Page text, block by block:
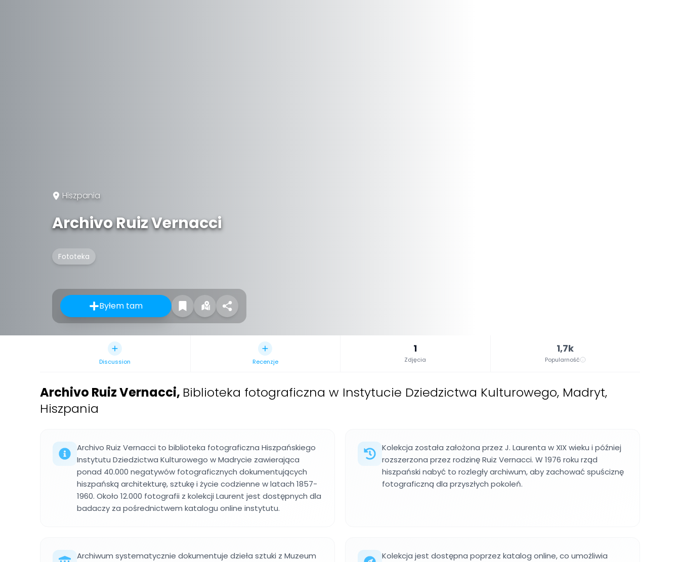
Hiszpania
Archivo Ruiz Vernacci
Fototeka
Byłem tam
Discussion Recenzje
1
Zdjęcia
1,7k
Popularność
Archivo Ruiz Vernacci, Biblioteka fotograficzna w Instytucie Dziedzictwa Kulturowego, Madryt,
Hiszpania
Archivo Ruiz Vernacci to biblioteka fotograficzna Hiszpańskiego
Instytutu Dziedzictwa Kulturowego w Madrycie zawierająca
ponad 40.000 negatywów fotograficznych dokumentujących
hiszpańską architekturę, sztukę i życie codzienne w latach 1857-
1960. Około 12.000 fotografii z kolekcji Laurent jest dostępnych dla
badaczy za pośrednictwem katalogu online instytutu.
Kolekcja została założona przez J. Laurenta w XIX wieku i później
rozszerzona przez rodzinę Ruiz Vernacci. W 1976 roku rząd
hiszpański nabyć to rozległy archiwum, aby zachować spuściznę
fotograficzną dla przyszłych pokoleń.
Archiwum systematycznie dokumentuje dzieła sztuki z Muzeum Kolekcja jest dostępna poprzez katalog online, co umożliwia